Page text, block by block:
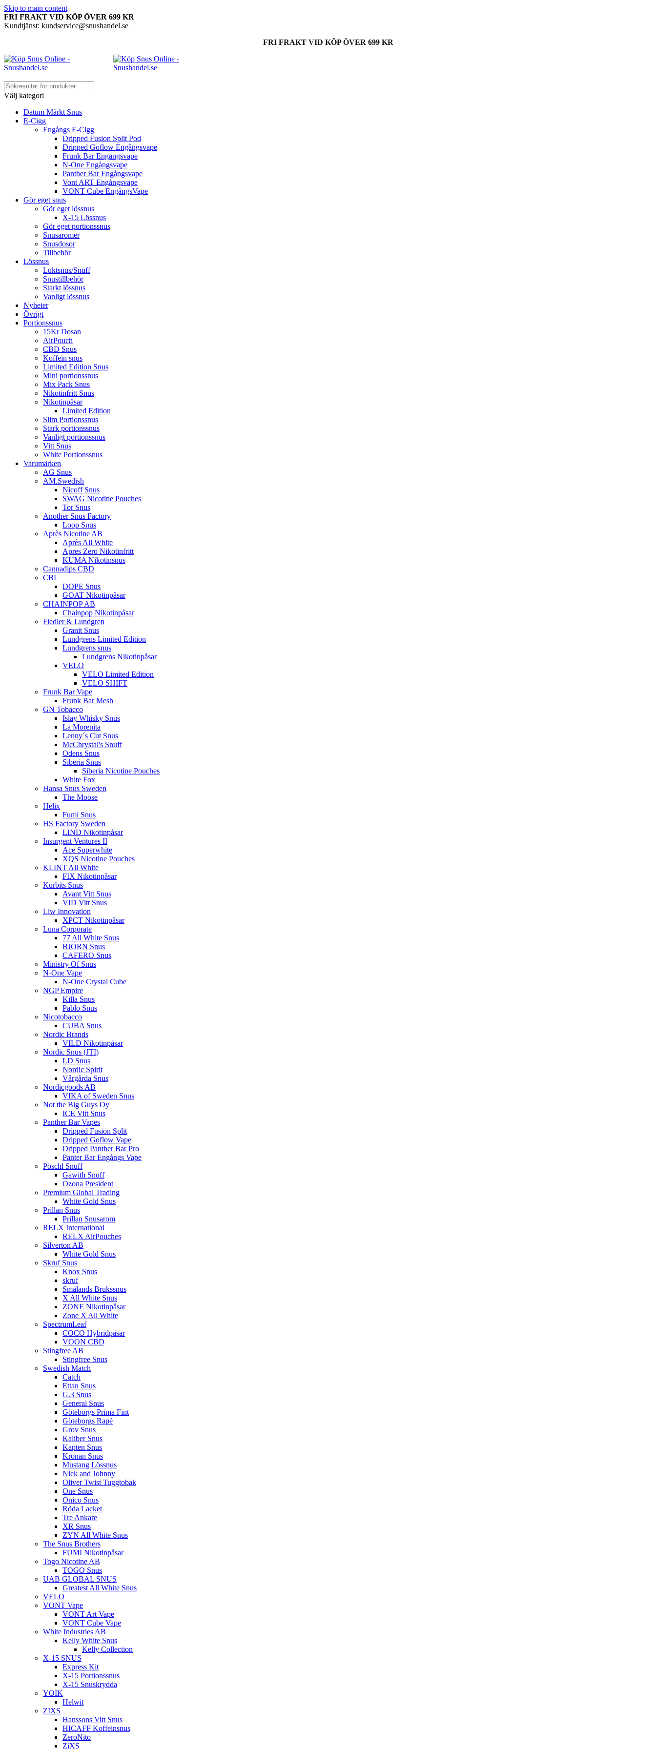
Skip to main content
FRI FRAKT VID KÖP ÖVER 699 KR
Kundtjänst: kundservice@snushandel.se
FRI FRAKT VID KÖP ÖVER 699 KR
Välj kategori
Datum Märkt Snus
E-Cigg
Engångs E-Cigg
Dripped Fusion Split Pod
Dripped Goflow Engångsvape
Frunk Bar Engångsvape
N-One Engångsvape
Panther Bar Engångsvape
Vont ART Engångsvape
VONT Cube EngångsVape
Gör eget snus
Gör eget lössnus
X-15 Lössnus
Gör eget portionssnus
Snusaromer
Snusdosor
Tillbehör
Lössnus
Luktsnus/Snuff
Snustillbehör
Starkt lössnus
Vanligt lössnus
Nyheter
Övrigt
Portionssnus
15Kr Dosan
AirPouch
CBD Snus
Koffein snus
Limited Edition Snus
Mini portionssnus
Mix Pack Snus
Nikotinfritt Snus
Nikotinpåsar
Limited Edition
Slim Portionssnus
Stark portionssnus
Vanligt portionssnus
Vitt Snus
White Portionssnus
Varumärken
AG Snus
AM.Swedish
Nicoff Snus
SWAG Nicotine Pouches
Tor Snus
Another Snus Factory
Loop Snus
Après Nicotine AB
Après All White
Apres Zero Nikotinfritt
KUMA Nikotinsnus
Cannadips CBD
CBI
DOPE Snus
GOAT Nikotinpåsar
CHAINPOP AB
Chainpop Nikotinpåsar
Fiedler & Lundgren
Granit Snus
Lundgrens Limited Edition
Lundgrens snus
Lundgrens Nikotinpåsar
VELO
VELO Limited Edition
VELO SHIFT
Frunk Bar Vape
Frunk Bar Mesh
GN Tobacco
Islay Whisky Snus
La Morenita
Lenny´s Cut Snus
McChrystal's Snuff
Odens Snus
Siberia Snus
Siberia Nicotine Pouches
White Fox
Hansa Snus Sweden
The Moose
Helix
Fumi Snus
HS Factory Sweden
LIND Nikotinpåsar
Insurgent Ventures II
Ace Superwhite
XQS Nicotine Pouches
KLINT All White
FIX Nikotinpåsar
Kurbits Snus
Avant Vitt Snus
VID Vitt Snus
Liw Innovation
XPCT Nikotinpåsar
Luna Corporate
77 All White Snus
BJÖRN Snus
CAFERO Snus
Ministry Of Snus
N-One Vape
N-One Crystal Cube
NGP Empire
Killa Snus
Pablo Snus
Nicotobacco
CUBA Snus
Nordic Brands
VILD Nikotinpåsar
Nordic Snus (JTI)
LD Snus
Nordic Spirit
Vårgårda Snus
Nordicgoods AB
VIKA of Sweden Snus
Not the Big Guys Oy
ICE Vitt Snus
Panther Bar Vapes
Dripped Fusion Split
Dripped Goflow Vape
Dripped Panther Bar Pro
Panter Bar Engångs Vape
Pöschl Snuff
Gawith Snuff
Ozona President
Premium Global Trading
White Gold Snus
Prillan Snus
Prillan Snusarom
RELX International
RELX AirPouches
Silverton AB
White Gold Snus
Skruf Snus
Knox Snus
skruf
Smålands Brukssnus
X All White Snus
ZONE Nikotinpåsar
Zone X All White
SpectrumLeaf
COCO Hybridpåsar
VOON CBD
Stingfree AB
Stingfree Snus
Swedish Match
Catch
Ettan Snus
G.3 Snus
General Snus
Göteborgs Prima Fint
Göteborgs Rapé
Grov Snus
Kaliber Snus
Kapten Snus
Kronan Snus
Mustang Lössnus
Nick and Johnny
Oliver Twist Tuggtobak
One Snus
Onico Snus
Röda Lacket
Tre Ankare
XR Snus
ZYN All White Snus
The Snus Brothers
FUMI Nikotinpåsar
Togo Nicotine AB
TOGO Snus
UAB GLOBAL SNUS
Greatest All White Snus
VELO
VONT Vape
VONT Art Vape
VONT Cube Vape
White Industries AB
Kelly White Snus
Kelly Collection
X-15 SNUS
Express Kit
X-15 Portionssnus
X-15 Snuskrydda
YOIK
Helwit
ZIXS
Hanssons Vitt Snus
HICAFF Koffeinsnus
ZeroNito
ZiXS